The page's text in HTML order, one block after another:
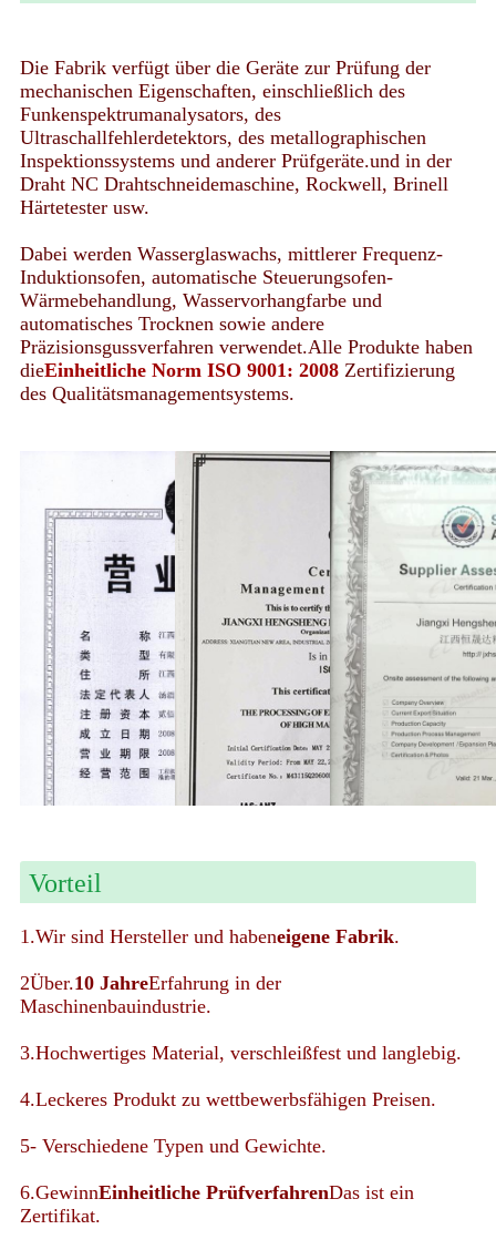
Die Fabrik verfügt über die Geräte zur Prüfung der
mechanischen Eigenschaften, einschließlich des
Funkenspektrumanalysators, des
Ultraschallfehlerdetektors, des metallographischen
Inspektionssystems und anderer Prüfgeräte.und in der
Draht NC Drahtschneidemaschine, Rockwell, Brinell
Härtetester usw.
Dabei werden Wasserglaswachs, mittlerer Frequenz-
Induktionsofen, automatische Steuerungsofen-
Wärmebehandlung, Wasservorhangfarbe und
automatisches Trocknen sowie andere
Präzisionsgussverfahren verwendet.Alle Produkte haben
dieEinheitliche Norm ISO 9001: 2008 Zertifizierung
des Qualitätsmanagementsystems.
Vorteil
1.Wir sind Hersteller und habeneigene Fabrik.
2Über.10 JahreErfahrung in der
Maschinenbauindustrie.
3.Hochwertiges Material, verschleißfest und langlebig.
4.Leckeres Produkt zu wettbewerbsfähigen Preisen.
5- Verschiedene Typen und Gewichte.
6.GewinnEinheitliche PrüfverfahrenDas ist ein
Zertifikat.